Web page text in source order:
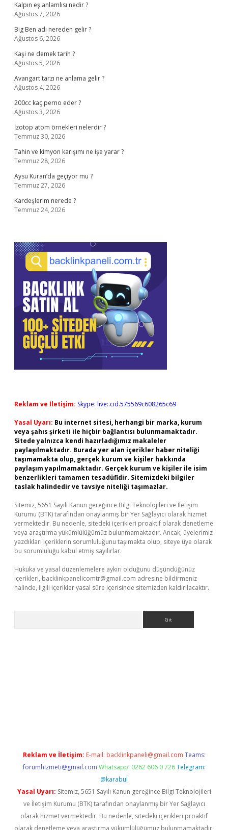
Kalpın eş anlamlısı nedir ?
Ağustos 7, 2026
Big Ben adı nereden gelir ?
Ağustos 6, 2026
Kaşi ne demek tarih ?
Ağustos 5, 2026
Avangart tarzı ne anlama gelir ?
Ağustos 4, 2026
200cc kaç perno eder ?
Ağustos 3, 2026
İzotop atom örnekleri nelerdir ?
Temmuz 30, 2026
Tahin ve kimyon karışımı ne işe yarar ?
Temmuz 28, 2026
Aysu Kuran’da geçiyor mu ?
Temmuz 27, 2026
Kardeşlerim nerede ?
Temmuz 24, 2026
Reklam ve İletişim: Skype: live:.cid.575569c608265c69
Yasal Uyarı: Bu internet sitesi, herhangi bir marka, kurum
veya şahıs şirketi ile hiçbir bağlantısı bulunmamaktadır.
Sitede yalnızca kendi hazırladığımız makaleler
paylaşılmaktadır. Burada yer alan içerikler haber niteliği
taşımamakta olup, gerçek kurum ve kişiler hakkında
paylaşım yapılmamaktadır. Gerçek kurum ve kişiler ile isim
benzerlikleri tamamen tesadüfidir. Sitemizdeki bilgiler
taslak halindedir ve tavsiye niteliği taşımazlar.
Sitemiz, 5651 Sayılı Kanun gereğince Bilgi Teknolojileri ve İletişim
Kurumu (BTK) tarafından onaylanmış bir Yer Sağlayıcı olarak hizmet
vermektedir. Bu nedenle, sitedeki içerikleri proaktif olarak denetleme
veya araştırma yükümlülüğümüz bulunmamaktadır. Ancak, üyelerimiz
yazdıkları içeriklerin sorumluluğunu taşımakta olup, siteye üye olarak
bu sorumluluğu kabul etmiş sayılırlar.
Hukuka ve yasal düzenlemelere aykırı olduğunu düşündüğünüz
içerikleri, backlinkpanelicomtr@gmail.com adresine bildirmeniz
halinde, ilgili içerikler yasal süre içerisinde sitemizden kaldırılacaktır.
Reklam ve İletişim: E-mail: backlinkpaneli@gmail.com Teams:
forumhizmeti@gmail.com Whatsapp: 0262 606 0 726 Telegram:
@karabul
Yasal Uyarı: Sitemiz, 5651 Sayılı Kanun gereğince Bilgi Teknolojileri
ve İletişim Kurumu (BTK) tarafından onaylanmış bir Yer Sağlayıcı
olarak hizmet vermektedir. Bu nedenle, sitedeki içerikleri proaktif
olarak denetleme veya araştırma yükümlülüğümüz bulunmamaktadır.